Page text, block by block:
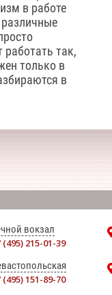
в работе
так,
только в
в
вокзал
(495) 215-01-39
(495) 151-89-70